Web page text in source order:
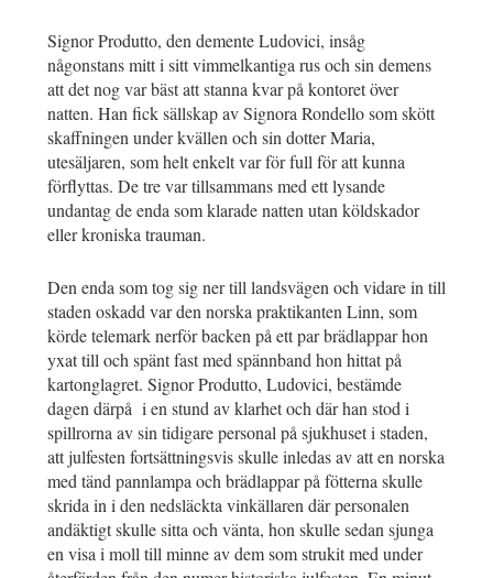
Signor Produtto, den demente Ludovici, insåg
någonstans mitt i sitt vimmelkantiga rus och sin demens
att det nog var bäst att stanna kvar på kontoret över
natten. Han fick sällskap av Signora Rondello som skött
skaffningen under kvällen och sin dotter Maria,
utesäljaren, som helt enkelt var för full för att kunna
förflyttas. De tre var tillsammans med ett lysande
undantag de enda som klarade natten utan köldskador
eller kroniska trauman.
Den enda som tog sig ner till landsvägen och vidare in till
staden oskadd var den norska praktikanten Linn, som
körde telemark nerför backen på ett par brädlappar hon
yxat till och spänt fast med spännband hon hittat på
kartonglagret. Signor Produtto, Ludovici, bestämde
dagen därpå i en stund av klarhet och där han stod i
spillrorna av sin tidigare personal på sjukhuset i staden,
att julfesten fortsättningsvis skulle inledas av att en norska
med tänd pannlampa och brädlappar på fötterna skulle
skrida in i den nedsläckta vinkällaren där personalen
andäktigt skulle sitta och vänta, hon skulle sedan sjunga
en visa i moll till minne av dem som strukit med under